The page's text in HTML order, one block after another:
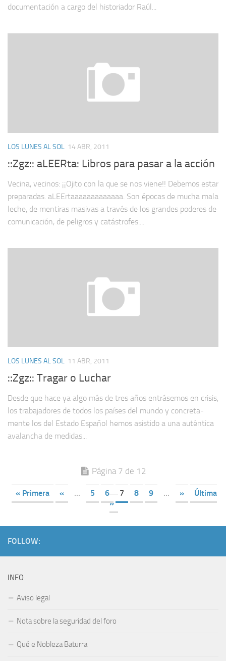
documentación a cargo del historiador Raúl...
LOS LUNES AL SOL 14 ABR, 2011
::Zgz:: aLEERta: Libros para pasar a la acción
Vecina, vecinos: ¡¡Ojito con la que se nos viene!! Debemos estar
preparadas. aLEErtaaaaaaaaaaaaa. Son épocas de mucha mala
leche, de mentiras masivas a través de los grandes poderes de
comunicación, de peligros y catástrofes....
LOS LUNES AL SOL 11 ABR, 2011
::Zgz:: Tragar o Luchar
Desde que hace ya algo más de tres años entrá­se­mos en crisis,
los trabaja­dores de todos los países del mundo y concreta­
mente los del Estado Español hemos asistido a una auténtica
avalancha de medidas...
Página 7 de 12
« Primera « ... 5 6 7 8 9 ... »
Última
»
FOLLOW:
INFO
Aviso legal
Nota sobre la seguridad del foro
Qué e Nobleza Baturra